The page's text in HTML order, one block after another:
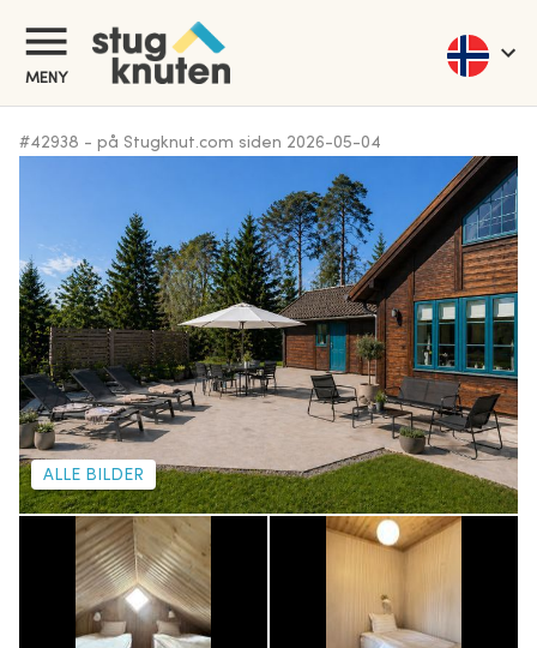
MENY
#42938 - på Stugknut.com siden 2026-05-04
ALLE BILDER